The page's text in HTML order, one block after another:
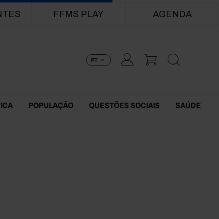
FFMS PLAY AGENDA
PT
POPULAÇÃO QUESTÕES SOCIAIS SAÚDE